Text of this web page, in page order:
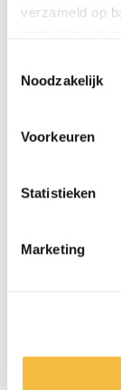
verzameld op
Noodzakelijk
Voorkeuren
Statistieken
Marketing
WhatsApp